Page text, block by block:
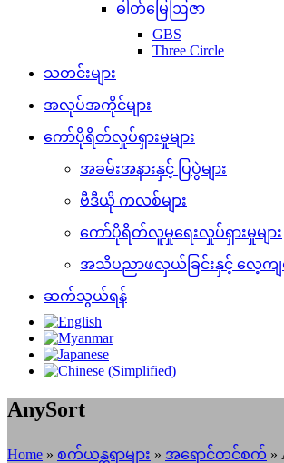
ဓါတ်မြေဩဇာ
GBS
Three Circle
သတင်းများ
အလုပ်အကိုင်များ
ကော်ပိုရိတ်လှုပ်ရှားမှုများ
အခမ်းအနားနှင့် ပြပွဲများ
ဗီဒီယို ကလစ်များ
ကော်ပိုရိတ်လူမှုရေးလှုပ်ရှားမှုများ
အသိပညာဖလှယ်ခြင်းနှင့် လေ့ကျင့်
ဆက်သွယ်ရန်
AnySort
Home » စက်ယန္တရာများ » အရောင်တင်စက် »